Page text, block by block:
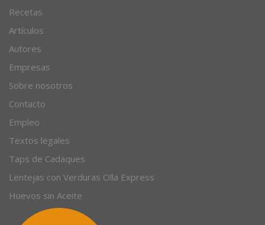
Recetas
Artículos
Autores
Empresas
Sobre nosotros
Contacto
Empleo
Textos legales
Taps de Cadaques
Lentejas con Verduras Olla Express
Huevos sin Aceite